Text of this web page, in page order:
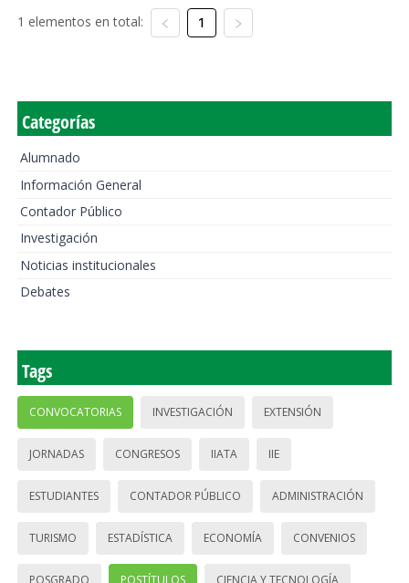
1 elementos en total: 1
Categorías
Alumnado
Información General
Contador Público
Investigación
Noticias institucionales
Debates
Tags
CONVOCATORIAS INVESTIGACIÓN EXTENSIÓN
JORNADAS CONGRESOS IIATA IIE
ESTUDIANTES CONTADOR PÚBLICO ADMINISTRACIÓN
TURISMO ESTADÍSTICA ECONOMÍA CONVENIOS